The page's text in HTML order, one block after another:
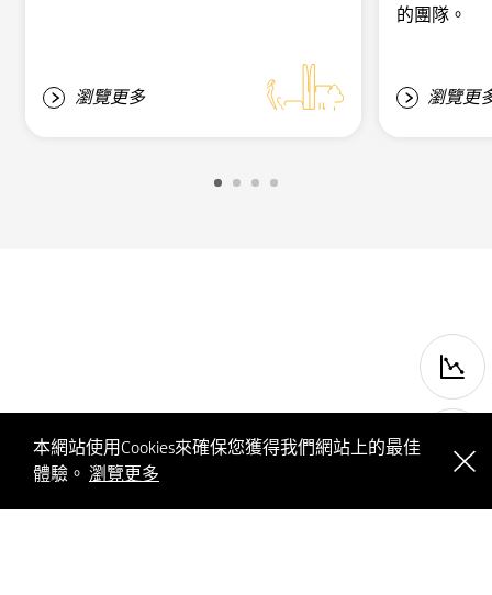
瀏覽更多
的團隊。
瀏覽更
本網站使用Cookies來確保您獲得我們網站上的最佳
體驗。 瀏覽更多